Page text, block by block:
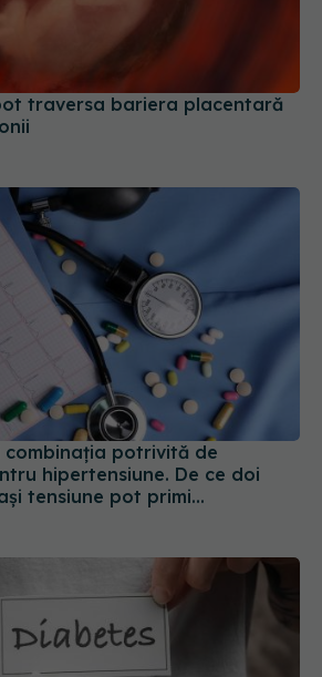
traversa bariera placentară
combinația potrivită de
hipertensiune. De ce doi
tensiune pot primi